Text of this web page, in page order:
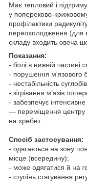
Має тепловий і
у попереково-крижовому
профілактики
переохолодження (для
складу входить овеча
Показання:
- болі в нижній частині
- порушення м'язового
- нестабільність
- зігрівання м'язів
- забезпечує інтенсивне
— переміщення центру
на хребет.
Спосіб застосування:
- одягається на зону
місце (всередину);
- може одягатися й на
- ступінь стягування